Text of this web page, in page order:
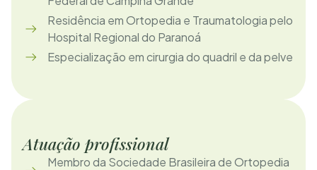
Residência em Ortopedia e Traumatologia pelo
Hospital Regional do Paranoá
Especialização em cirurgia do quadril e da pelve
Atuação profissional
Membro da Sociedade Brasileira de Ortopedia